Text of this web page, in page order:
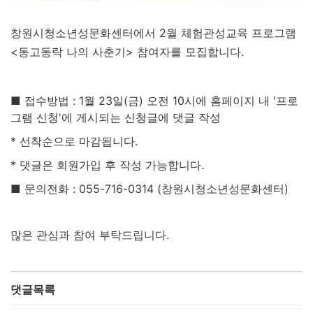
창원시청소년성문화센터에서 2월 체험관성교육 프로그램
<동고동락 나의 사춘기> 참여자를 모집합니다.
■ 접수방법 : 1월 23일(금) 오전 10시에 홈페이지 내 '프로
그램 신청'에 게시되는 신청글에 댓글 작성
* 선착순으로 마감됩니다.
* 댓글은 회원가입 후 작성 가능합니다.
■ 문의전화 : 055-716-0314 (창원시청소년성문화센터)
많은 관심과 참여 부탁드립니다.
댓글목록